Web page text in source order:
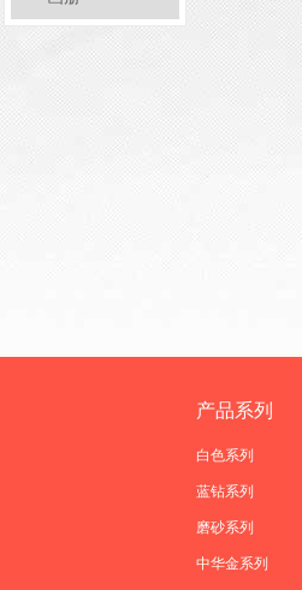
产品系列
白色系列
蓝钻系列
磨砂系列
中华金系列